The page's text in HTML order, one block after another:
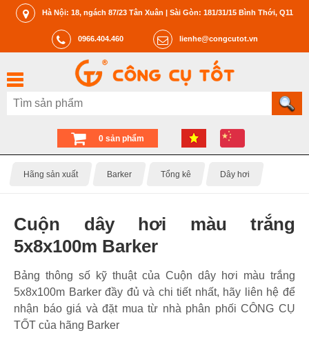
Hà Nội: 18, ngách 87/23 Tân Xuân | Sài Gòn: 181/31/15 Bình Thới, Q11
0966.404.460 lienhe@congcutot.vn
0 sản phẩm
Hãng sản xuất Barker Tổng kê Dây hơi
Cuộn dây hơi màu trắng
5x8x100m Barker
Bảng thông số kỹ thuật của Cuộn dây hơi màu trắng
5x8x100m Barker đầy đủ và chi tiết nhất, hãy liên hệ để
nhận báo giá và đặt mua từ nhà phân phối CÔNG CỤ
TỐT của hãng Barker